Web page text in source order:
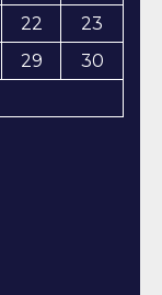
22
23
29
30